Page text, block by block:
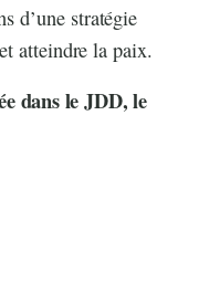
d’une stratégie
atteindre la paix.
dans le JDD, le